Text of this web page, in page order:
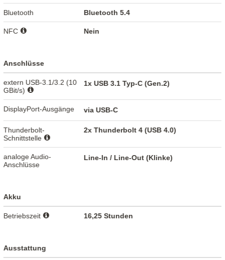
Bluetooth Bluetooth 5.4
NFC Nein
Anschlüsse
extern USB-3.1/3.2 (10
GBit/s)
1x USB 3.1 Typ-C (Gen.2)
DisplayPort-Ausgänge via USB-C
Thunderbolt-
Schnittstelle
2x Thunderbolt 4 (USB 4.0)
analoge Audio-
Anschlüsse
Line-In / Line-Out (Klinke)
Akku
Betriebszeit 16,25 Stunden
Ausstattung